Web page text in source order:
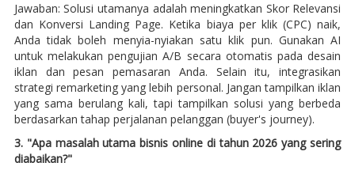
Jawaban: Solusi utamanya adalah meningkatkan Skor Relevansi
dan Konversi Landing Page. Ketika biaya per klik (CPC) naik,
Anda tidak boleh menyia-nyiakan satu klik pun. Gunakan AI
untuk melakukan pengujian A/B secara otomatis pada desain
iklan dan pesan pemasaran Anda. Selain itu, integrasikan
strategi remarketing yang lebih personal. Jangan tampilkan iklan
yang sama berulang kali, tapi tampilkan solusi yang berbeda
berdasarkan tahap perjalanan pelanggan (buyer's journey).
3. "Apa masalah utama bisnis online di tahun 2026 yang sering
diabaikan?"